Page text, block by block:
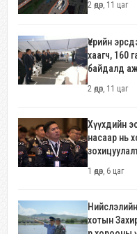
2 өдөр, 11 цаг
Үерийн
хаагч, 160
байдалд
2 өдөр, 11 цаг
Хүүхдийн
насаар нь
1 өдөр, 6 цаг
хотын